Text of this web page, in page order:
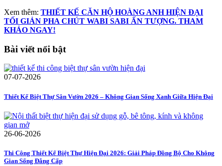
Xem thêm: THIẾT KẾ CĂN HỘ HOÀNG ANH HIỆN ĐẠI
TỐI GIẢN PHA CHÚT WABI SABI ẤN TƯỢNG. THAM
KHẢO NGAY!
Bài viết nổi bật
07-07-2026
Thiết Kế Biệt Thự Sân Vườn 2026 – Không Gian Sống Xanh Giữa Hiện Đại
26-06-2026
Thi Công Thiết Kế Biệt Thự Hiện Đại 2026: Giải Pháp Đồng Bộ Cho Không
Gian Sống Đẳng Cấp